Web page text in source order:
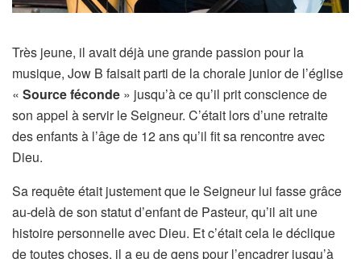
Très jeune, il avait déjà une grande passion pour la
musique, Jow B faisait parti de la chorale junior de l’église
« Source féconde » jusqu’à ce qu’il prit conscience de
son appel à servir le Seigneur. C’était lors d’une retraite
des enfants à l’âge de 12 ans qu’il fit sa rencontre avec
Dieu.
Sa requête était justement que le Seigneur lui fasse grâce
au-delà de son statut d’enfant de Pasteur, qu’il ait une
histoire personnelle avec Dieu. Et c’était cela le déclique
de toutes choses, il a eu de gens pour l’encadrer jusqu’à